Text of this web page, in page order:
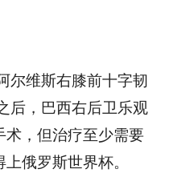
尔维斯右膝前十字韧
后，巴西右后卫乐观
，但治疗至少需要
俄罗斯世界杯。